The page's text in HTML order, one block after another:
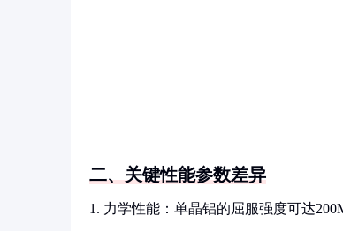
二、关键性能参数差异
1. 力学性能：单晶铝的屈服强度可达